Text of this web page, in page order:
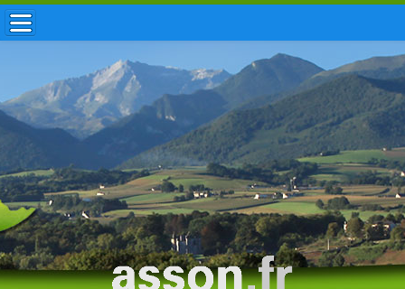
ACCUEIL / INFOS
MUNICIPALITÉ
VIE LOCALE
ENFANCE
TOURISME
HISTOIRE